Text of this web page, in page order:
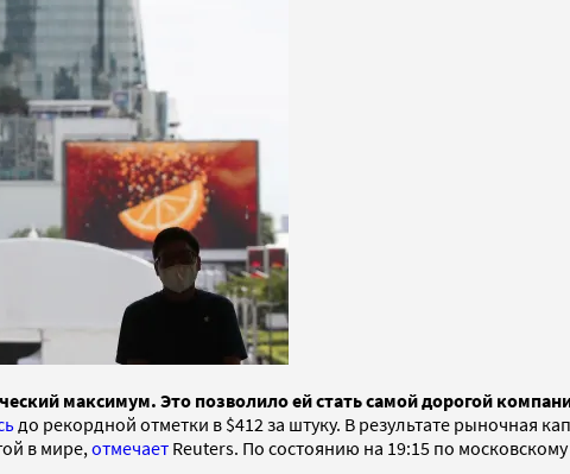
максимум. Это позволило ей стать самой дорогой
до рекордной отметки в $412 за штуку. В результате рыночная
в мире, отмечает Reuters. По состоянию на 19:15 по